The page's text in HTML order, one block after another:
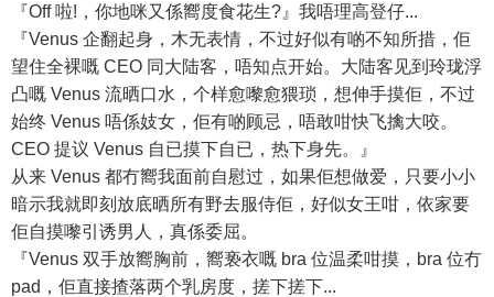
『Off 啦!，你地咪又係嚮度食花生?』我唔理高登仔...
『Venus 企翻起身，木无表情，不过好似有啲不知所措，佢
望住全裸嘅 CEO 同大陆客，唔知点开始。大陆客见到玲珑浮
凸嘅 Venus 流晒口水，个样愈嚟愈猥琐，想伸手摸佢，不过
始终 Venus 唔係妓女，佢有啲顾忌，唔敢咁快飞擒大咬。
CEO 提议 Venus 自已摸下自已，热下身先。』
从来 Venus 都冇嚮我面前自慰过，如果佢想做爱，只要小小
暗示我就即刻放底晒所有野去服侍佢，好似女王咁，依家要
佢自摸嚟引诱男人，真係委屈。
『Venus 双手放嚮胸前，嚮亵衣嘅 bra 位温柔咁摸，bra 位冇
pad，佢直接揸落两个乳房度，搓下搓下...